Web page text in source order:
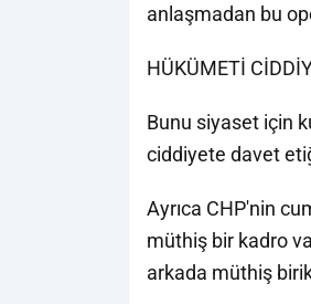
anlaşmadan bu
HÜKÜMETİ
Bunu siyaset için
ciddiyete davet
Ayrıca CHP'nin
müthiş bir kadro
arkada müthiş